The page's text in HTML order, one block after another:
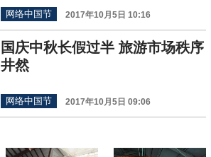
网络中国节 2017年10月5日 10:16
国庆中秋长假过半 旅游市场秩序
井然
网络中国节 2017年10月5日 09:06